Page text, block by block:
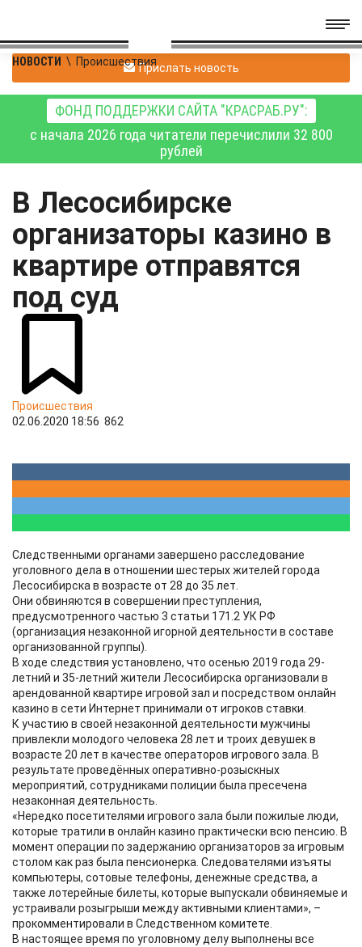
НОВОСТИ \ ПроисшествияПрислать новость
ФОНД ПОДДЕРЖКИ САЙТА "КРАСРАБ.РУ":
с начала 2026 года читатели перечислили 32 800
рублей
В Лесосибирске
организаторы казино в
квартире отправятся
под суд
Происшествия
02.06.2020 18:56 862
Следственными органами завершено расследование
уголовного дела в отношении шестерых жителей города
Лесосибирска в возрасте от 28 до 35 лет.
Они обвиняются в совершении преступления,
предусмотренного частью 3 статьи 171.2 УК РФ
(организация незаконной игорной деятельности в составе
организованной группы).
В ходе следствия установлено, что осенью 2019 года 29-
летний и 35-летний жители Лесосибирска организовали в
арендованной квартире игровой зал и посредством онлайн
казино в сети Интернет принимали от игроков ставки.
К участию в своей незаконной деятельности мужчины
привлекли молодого человека 28 лет и троих девушек в
возрасте 20 лет в качестве операторов игрового зала. В
результате проведённых оперативно-розыскных
мероприятий, сотрудниками полиции была пресечена
незаконная деятельность.
«Нередко посетителями игрового зала были пожилые люди,
которые тратили в онлайн казино практически всю пенсию. В
момент операции по задержанию организаторов за игровым
столом как раз была пенсионерка. Следователями изъяты
компьютеры, сотовые телефоны, денежные средства, а
также лотерейные билеты, которые выпускали обвиняемые и
устраивали розыгрыши между активными клиентами», –
прокомментировали в Следственном комитете.
В настоящее время по уголовному делу выполнены все